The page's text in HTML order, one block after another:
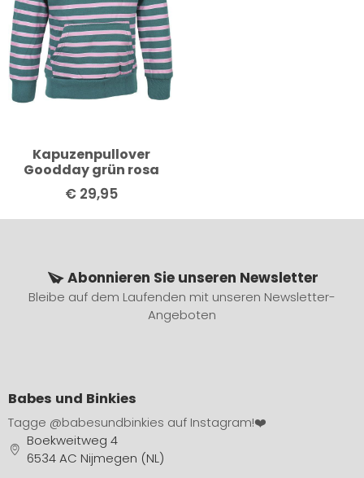
Kapuzenpullover
Goodday grün rosa
€29,95
Abonnieren Sie unseren Newsletter
Bleibe auf dem Laufenden mit unseren Newsletter-
Angeboten
Babes und Binkies
Tagge @babesundbinkies auf Instagram!❤️
Boekweitweg 4
6534 AC Nijmegen (NL)